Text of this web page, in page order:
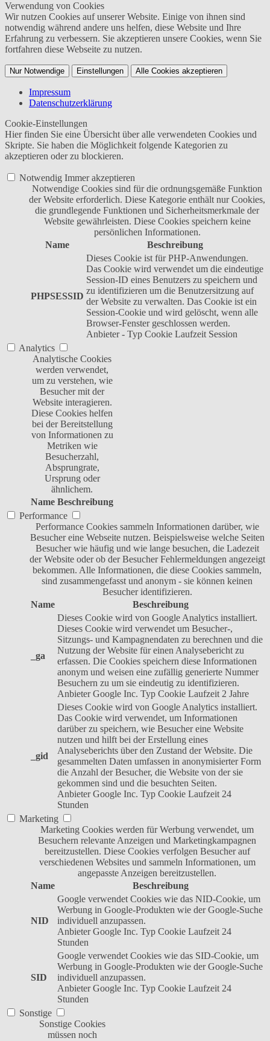
Verwendung von Cookies
Wir nutzen Cookies auf unserer Website. Einige von ihnen sind
notwendig während andere uns helfen, diese Website und Ihre
Erfahrung zu verbessern. Sie akzeptieren unsere Cookies, wenn Sie
fortfahren diese Webseite zu nutzen.
Nur Notwendige Einstellungen Alle Cookies akzeptieren
Impressum
Datenschutzerklärung
Cookie-Einstellungen
Hier finden Sie eine Übersicht über alle verwendeten Cookies und
Skripte. Sie haben die Möglichkeit folgende Kategorien zu
akzeptieren oder zu blockieren.
Notwendig Immer akzeptieren
Notwendige Cookies sind für die ordnungsgemäße Funktion
der Website erforderlich. Diese Kategorie enthält nur Cookies,
die grundlegende Funktionen und Sicherheitsmerkmale der
Website gewährleisten. Diese Cookies speichern keine
persönlichen Informationen.
Name
Beschreibung
PHPSESSID
Dieses Cookie ist für PHP-Anwendungen.
Das Cookie wird verwendet um die eindeutige
Session-ID eines Benutzers zu speichern und
zu identifizieren um die Benutzersitzung auf
der Website zu verwalten. Das Cookie ist ein
Session-Cookie und wird gelöscht, wenn alle
Browser-Fenster geschlossen werden.
Anbieter - Typ Cookie Laufzeit Session
Analytics
Analytische Cookies
werden verwendet,
um zu verstehen, wie
Besucher mit der
Website interagieren.
Diese Cookies helfen
bei der Bereitstellung
von Informationen zu
Metriken wie
Besucherzahl,
Absprungrate,
Ursprung oder
ähnlichem.
Name Beschreibung
Performance
Performance Cookies sammeln Informationen darüber, wie
Besucher eine Webseite nutzen. Beispielsweise welche Seiten
Besucher wie häufig und wie lange besuchen, die Ladezeit
der Website oder ob der Besucher Fehlermeldungen angezeigt
bekommen. Alle Informationen, die diese Cookies sammeln,
sind zusammengefasst und anonym - sie können keinen
Besucher identifizieren.
Name
Beschreibung
_ga
Dieses Cookie wird von Google Analytics installiert.
Dieses Cookie wird verwendet um Besucher-,
Sitzungs- und Kampagnendaten zu berechnen und die
Nutzung der Website für einen Analysebericht zu
erfassen. Die Cookies speichern diese Informationen
anonym und weisen eine zufällig generierte Nummer
Besuchern zu um sie eindeutig zu identifizieren.
Anbieter Google Inc. Typ Cookie Laufzeit 2 Jahre
_gid
Dieses Cookie wird von Google Analytics installiert.
Das Cookie wird verwendet, um Informationen
darüber zu speichern, wie Besucher eine Website
nutzen und hilft bei der Erstellung eines
Analyseberichts über den Zustand der Website. Die
gesammelten Daten umfassen in anonymisierter Form
die Anzahl der Besucher, die Website von der sie
gekommen sind und die besuchten Seiten.
Anbieter Google Inc. Typ Cookie Laufzeit 24
Stunden
Marketing
Marketing Cookies werden für Werbung verwendet, um
Besuchern relevante Anzeigen und Marketingkampagnen
bereitzustellen. Diese Cookies verfolgen Besucher auf
verschiedenen Websites und sammeln Informationen, um
angepasste Anzeigen bereitzustellen.
Name
Beschreibung
NID
Google verwendet Cookies wie das NID-Cookie, um
Werbung in Google-Produkten wie der Google-Suche
individuell anzupassen.
Anbieter Google Inc. Typ Cookie Laufzeit 24
Stunden
SID
Google verwendet Cookies wie das SID-Cookie, um
Werbung in Google-Produkten wie der Google-Suche
individuell anzupassen.
Anbieter Google Inc. Typ Cookie Laufzeit 24
Stunden
Sonstige
Sonstige Cookies
müssen noch